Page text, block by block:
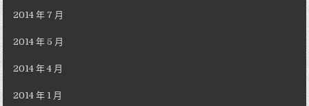
2014 年 7 月
2014 年 5 月
2014 年 4 月
2014 年 1 月